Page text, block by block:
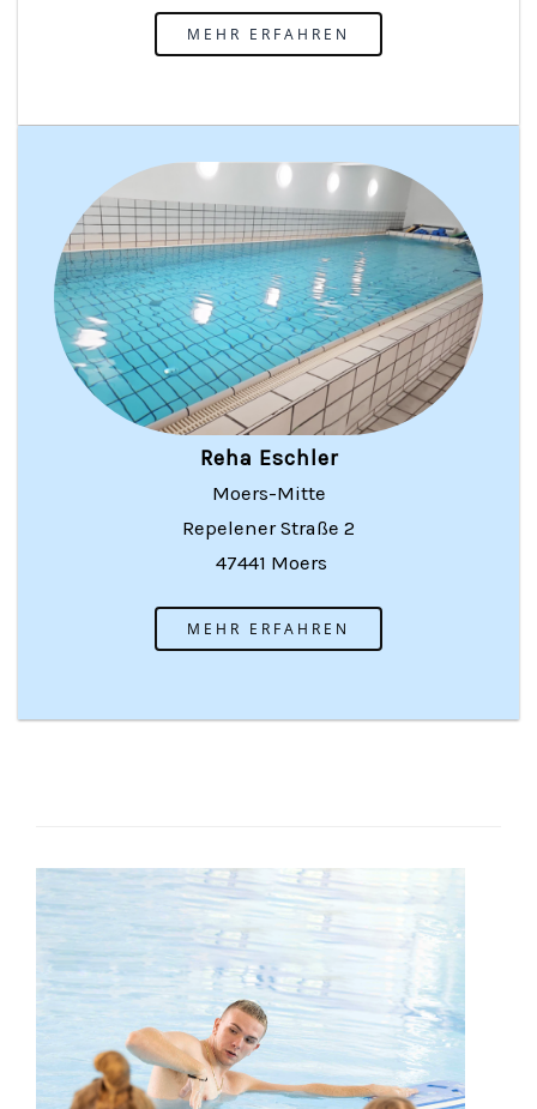
MEHR ERFAHREN
Reha Eschler
Moers-Mitte
Repelener Straße 2
47441 Moers
MEHR ERFAHREN